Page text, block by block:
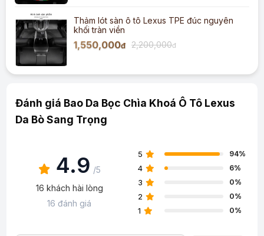
Thảm lót sàn ô tô Lexus TPE đúc nguyên
khối tràn viền
1,550,000đ 2,200,000đ
Đánh giá Bao Da Bọc Chìa Khoá Ô Tô Lexus
Da Bò Sang Trọng
4.9 /5
16 khách hài lòng
16 đánh giá
5 94%
4 6%
3 0%
2 0%
1 0%